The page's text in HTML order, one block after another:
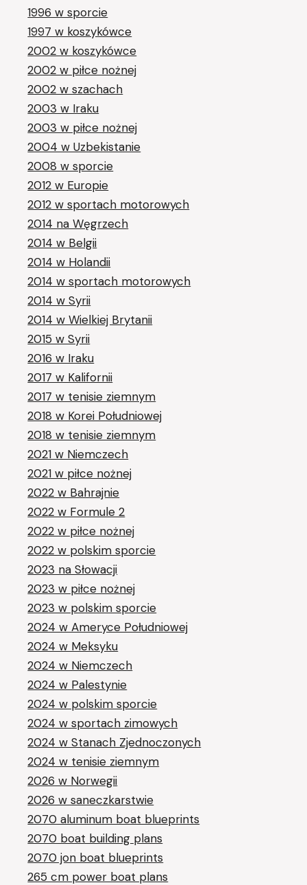
1996 w sporcie
1997 w koszykówce
2002 w koszykówce
2002 w piłce nożnej
2002 w szachach
2003 w Iraku
2003 w piłce nożnej
2004 w Uzbekistanie
2008 w sporcie
2012 w Europie
2012 w sportach motorowych
2014 na Węgrzech
2014 w Belgii
2014 w Holandii
2014 w sportach motorowych
2014 w Syrii
2014 w Wielkiej Brytanii
2015 w Syrii
2016 w Iraku
2017 w Kalifornii
2017 w tenisie ziemnym
2018 w Korei Południowej
2018 w tenisie ziemnym
2021 w Niemczech
2021 w piłce nożnej
2022 w Bahrajnie
2022 w Formule 2
2022 w piłce nożnej
2022 w polskim sporcie
2023 na Słowacji
2023 w piłce nożnej
2023 w polskim sporcie
2024 w Ameryce Południowej
2024 w Meksyku
2024 w Niemczech
2024 w Palestynie
2024 w polskim sporcie
2024 w sportach zimowych
2024 w Stanach Zjednoczonych
2024 w tenisie ziemnym
2026 w Norwegii
2026 w saneczkarstwie
2070 aluminum boat blueprints
2070 boat building plans
2070 jon boat blueprints
265 cm power boat plans